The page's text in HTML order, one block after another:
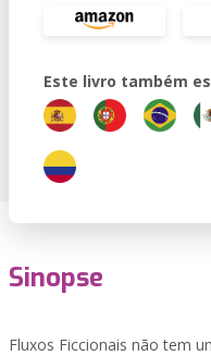
Este livro também
Sinopse
Fluxos Ficcionais não tem